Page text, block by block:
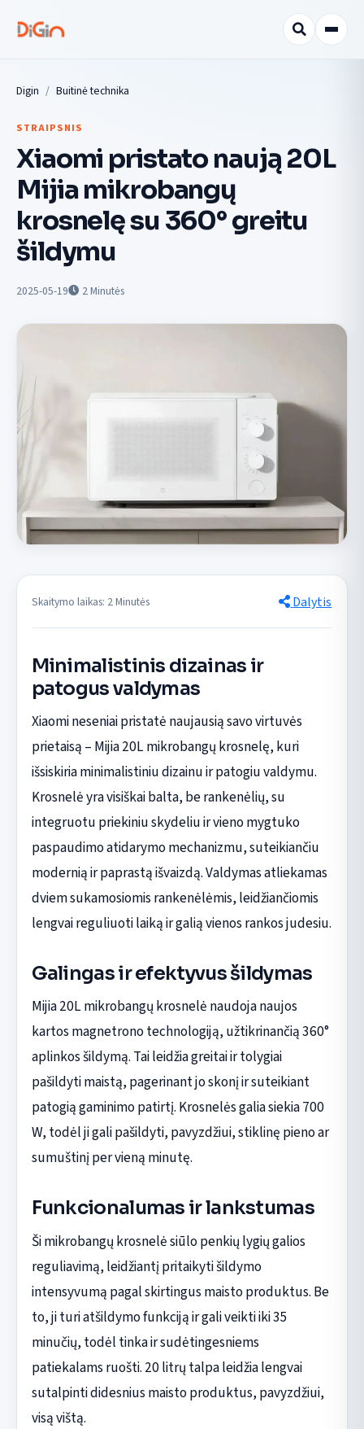
Digin Buitinė technika
STRAIPSNIS
Xiaomi pristato naują 20L
Mijia mikrobangų
krosnelę su 360° greitu
šildymu
2025-05-19 2Minutės
Skaitymo laikas: 2 Minutės Dalytis
Minimalistinis dizainas ir
patogus valdymas
Xiaomi neseniai pristatė naujausią savo virtuvės
prietaisą – Mijia 20L mikrobangų krosnelę, kuri
išsiskiria minimalistiniu dizainu ir patogiu valdymu.
Krosnelė yra visiškai balta, be rankenėlių, su
integruotu priekiniu skydeliu ir vieno mygtuko
paspaudimo atidarymo mechanizmu, suteikiančiu
modernią ir paprastą išvaizdą. Valdymas atliekamas
dviem sukamosiomis rankenėlėmis, leidžiančiomis
lengvai reguliuoti laiką ir galią vienos rankos judesiu.
Galingas ir efektyvus šildymas
Mijia 20L mikrobangų krosnelė naudoja naujos
kartos magnetrono technologiją, užtikrinančią 360°
aplinkos šildymą. Tai leidžia greitai ir tolygiai
pašildyti maistą, pagerinant jo skonį ir suteikiant
patogią gaminimo patirtį. Krosnelės galia siekia 700
W, todėl ji gali pašildyti, pavyzdžiui, stiklinę pieno ar
sumuštinį per vieną minutę.
Funkcionalumas ir lankstumas
Ši mikrobangų krosnelė siūlo penkių lygių galios
reguliavimą, leidžiantį pritaikyti šildymo
intensyvumą pagal skirtingus maisto produktus. Be
to, ji turi atšildymo funkciją ir gali veikti iki 35
minučių, todėl tinka ir sudėtingesniems
patiekalams ruošti. 20 litrų talpa leidžia lengvai
sutalpinti didesnius maisto produktus, pavyzdžiui,
visą vištą.